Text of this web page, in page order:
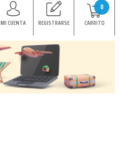
MI CUENTA REGISTRARSE
0
CARRITO